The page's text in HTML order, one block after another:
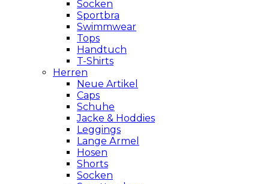
Socken
Sportbra
Swimmwear
Tops
Handtuch
T-Shirts
Herren
Neue Artikel
Caps
Schuhe
Jacke & Hoddies
Leggings
Lange Ärmel
Hosen
Shorts
Socken